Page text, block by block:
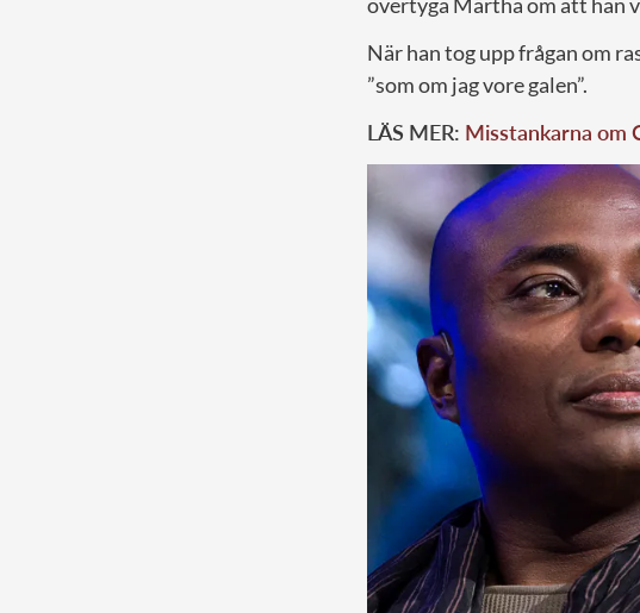
När han tog upp frågan om
”som om jag vore galen”.
LÄS MER: Misstankarna om